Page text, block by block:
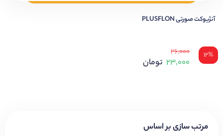
مرتب سازی بر اساس
آنژیوکت صورتی PLUSFLON
۱۲% ۲۶,۰۰۰
۲۳,۰۰۰ تومان